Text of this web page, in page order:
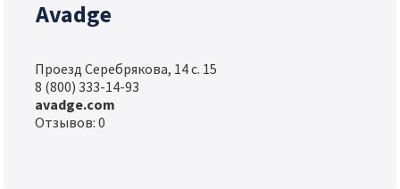
Avadge
Проезд Серебрякова, 14 с. 15
8 (800) 333-14-93
avadge.com
Отзывов: 0